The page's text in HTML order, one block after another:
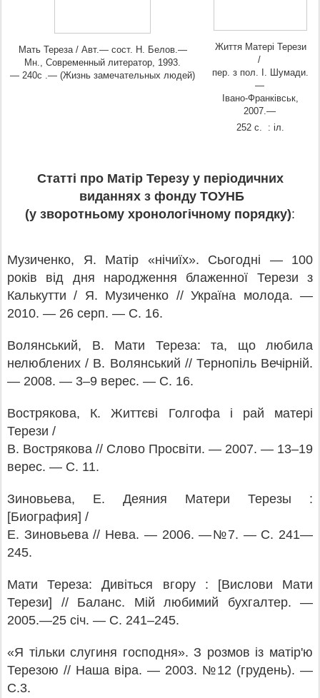
Мать Тереза / Авт.— сост. Н. Белов.—
Мн., Современный литератор, 1993.
— 240с .— (Жизнь замечательных людей)
Життя Матері Терези
/
пер. з пол. І. Шумади.
—
Івано-Франківськ,
2007.—
252 с. : іл.
Статті про Матір Терезу у періодичних
виданнях з фонду ТОУНБ
(у зворотньому хронологічному порядку):
Музиченко, Я. Матір «нічиїх». Сьогодні — 100
років від дня народження блаженної Терези з
Калькутти / Я. Музиченко // Україна молода. —
2010. — 26 серп. — С. 16.
Волянський, В. Мати Тереза: та, що любила
нелюблених / В. Волянський // Тернопіль Вечірній.
— 2008. — 3–9 верес. — С. 16.
Вострякова, К. Життєві Голгофа і рай матері
Терези /
В. Вострякова // Слово Просвіти. — 2007. — 13–19
верес. — С. 11.
Зиновьева, Е. Деяния Матери Терезы :
[Биография] /
Е. Зиновьева // Нева. — 2006. —№7. — С. 241—
245.
Мати Тереза: Дивіться вгору : [Вислови Мати
Терези] // Баланс. Мій любимий бухгалтер. —
2005.—25 січ. — С. 241–245.
«Я тільки слугиня господня». З розмов із матір'ю
Терезою // Наша віра. — 2003. №12 (грудень). —
С.3.